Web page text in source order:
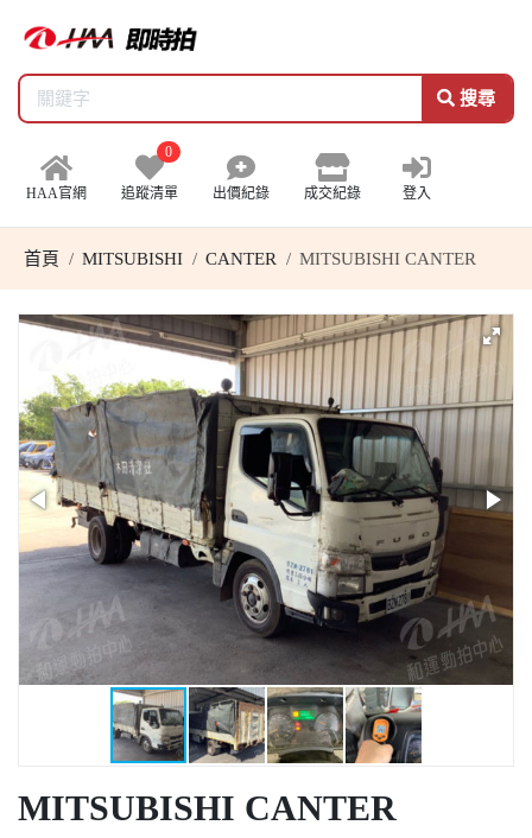
搜尋
HAA官網
0
追蹤清單 出價紀錄 成交紀錄 登入
首頁 MITSUBISHI CANTER MITSUBISHI CANTER
MITSUBISHI CANTER